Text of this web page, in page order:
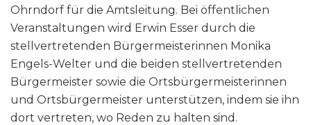
Ohrndorf für die Amtsleitung. Bei öffentlichen
Veranstaltungen wird Erwin Esser durch die
stellvertretenden Bürgermeisterinnen Monika
Engels-Welter und die beiden stellvertretenden
Bürgermeister sowie die Ortsbürgermeisterinnen
und Ortsbürgermeister unterstützen, indem sie ihn
dort vertreten, wo Reden zu halten sind.